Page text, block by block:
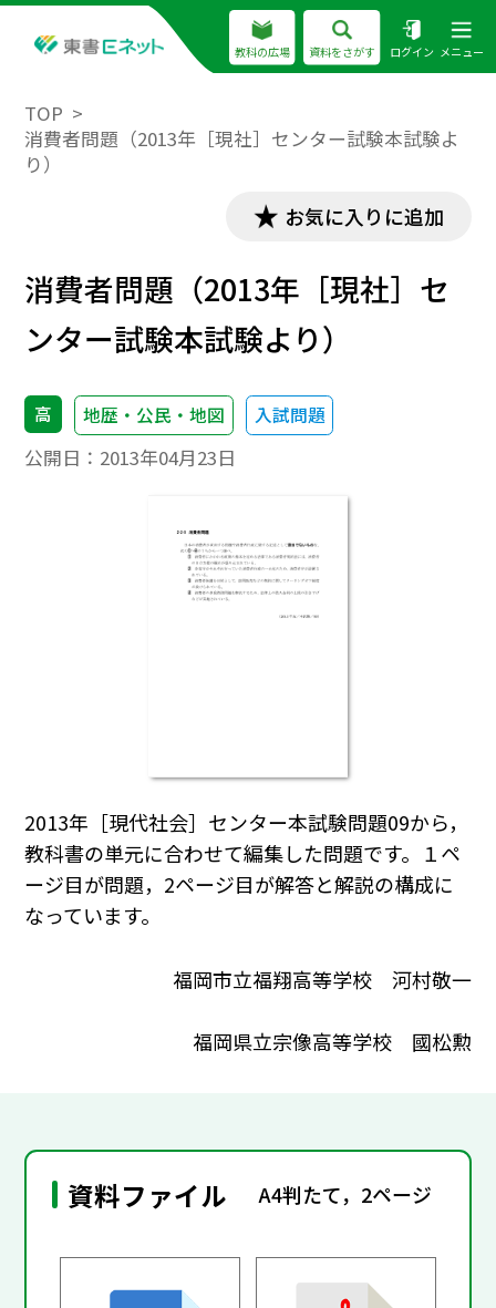
教科の広場 資料をさがす ログイン メニュー
TOP
消費者問題（2013年［現社］センター試験本試験よ
り）
お気に入りに追加
消費者問題（2013年［現社］セ
ンター試験本試験より）
高 地歴・公民・地図 入試問題
公開日： 2013年04月23日
2013年［現代社会］センター本試験問題09から，
教科書の単元に合わせて編集した問題です。１ペ
ージ目が問題，2ページ目が解答と解説の構成に
なっています。
福岡市立福翔高等学校 河村敬一
福岡県立宗像高等学校 國松勲
資料ファイル A4判たて，2ページ